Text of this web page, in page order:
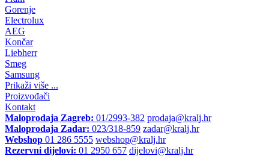
Gorenje
Electrolux
AEG
Končar
Liebherr
Smeg
Samsung
Prikaži više ...
Proizvođači
Kontakt
Maloprodaja Zagreb: 01/2993-382 prodaja@kralj.hr
Maloprodaja Zadar: 023/318-859 zadar@kralj.hr
Webshop 01 286 5555 webshop@kralj.hr
Rezervni dijelovi: 01 2950 657 dijelovi@kralj.hr